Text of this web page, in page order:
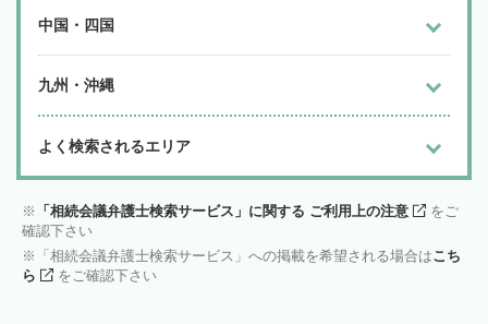
中国・四国
九州・沖縄
よく検索されるエリア
「相続会議弁護士検索サービス」に関する ご利用上の注意
をご
確認下さい
「相続会議弁護士検索サービス」への掲載を希望される場合はこち
ら
をご確認下さい